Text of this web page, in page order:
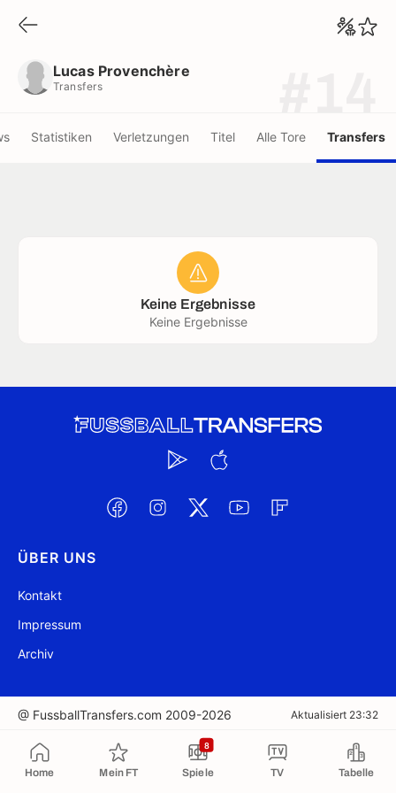
Home Mein FT Spiele
8
TV Tabelle
Lucas Provenchère
Transfers
Statistiken Verletzungen Titel Alle Tore Transfers
Keine Ergebnisse
Keine Ergebnisse
ÜBER UNS
Kontakt
Impressum
Archiv
@ FussballTransfers.com 2009-2026 Aktualisiert 23:32
In die Zwischenablage kopiert